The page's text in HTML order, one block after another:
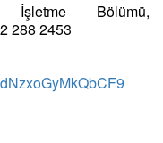
Bölümü,
288 2453